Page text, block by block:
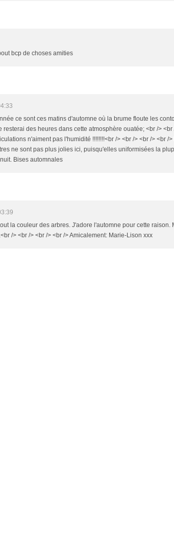
bcp de choses amities
ce sont ces matins d'automne où la brume floute les
resterai des heures dans cette atmosphère ouatée; <br />
n'aiment pas l'humidité !!!!!!!!<br /> <br /> <br /> <br /
ne sont pas plus jolies ici, puisqu'elles uniformisées la
Bises automnales
la couleur des arbres. J'adore l'automne pour cette raison.
/> <br /> <br /> <br /> Amicalement: Marie-Lison xxx